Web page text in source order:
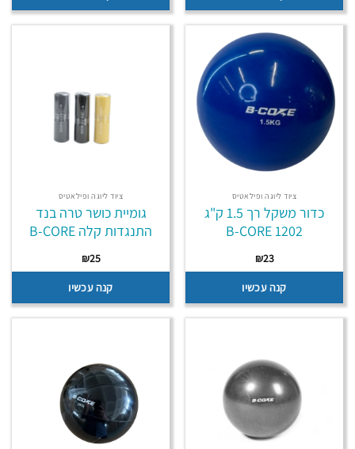
ציוד ליוגה ופילאטיס
כדור משקל רך 1.5 ק"ג
1202 B-CORE
₪23
קנה עכשיו
ציוד ליוגה ופילאטיס
גומיית כושר טרה בנד
התנגדות קלה B-CORE
₪25
קנה עכשיו